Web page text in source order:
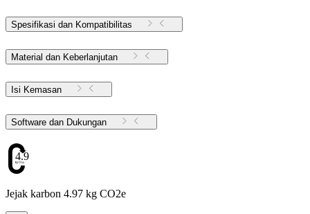
Spesifikasi dan Kompatibilitas
Material dan Keberlanjutan
Isi Kemasan
Software dan Dukungan
4.97
Jejak karbon 4.97 kg CO2e